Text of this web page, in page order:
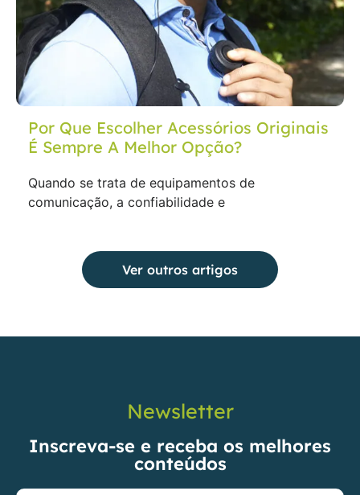
Por Que Escolher Acessórios Originais
É Sempre A Melhor Opção?
Quando se trata de equipamentos de
comunicação, a confiabilidade e
Ver outros artigos
Newsletter
Inscreva-se e receba os melhores
conteúdos